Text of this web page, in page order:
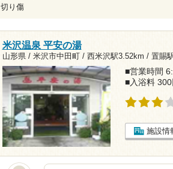
切り傷
米沢温泉 平安の湯
山形県 / 米沢市中田町 / 西米沢駅3.52km / 置賜
■営業時間
■入浴料 300
施設情